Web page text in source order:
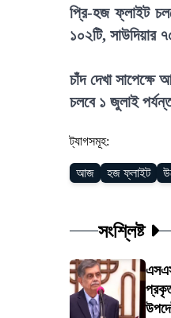
প্রি-হজ ফ্লাইট
১০২টি, সাউদিয়ার
চাঁদ দেখা
চলবে ১ জুলাই
ট্যাগসমূহ:
আজ হজ ফ্লাইট
সংশ্লিষ্ট